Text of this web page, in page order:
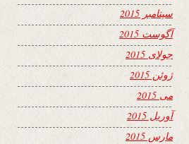
سپتامبر 2015
آگوست 2015
جولای 2015
ژوئن 2015
می 2015
آوریل 2015
مارس 2015